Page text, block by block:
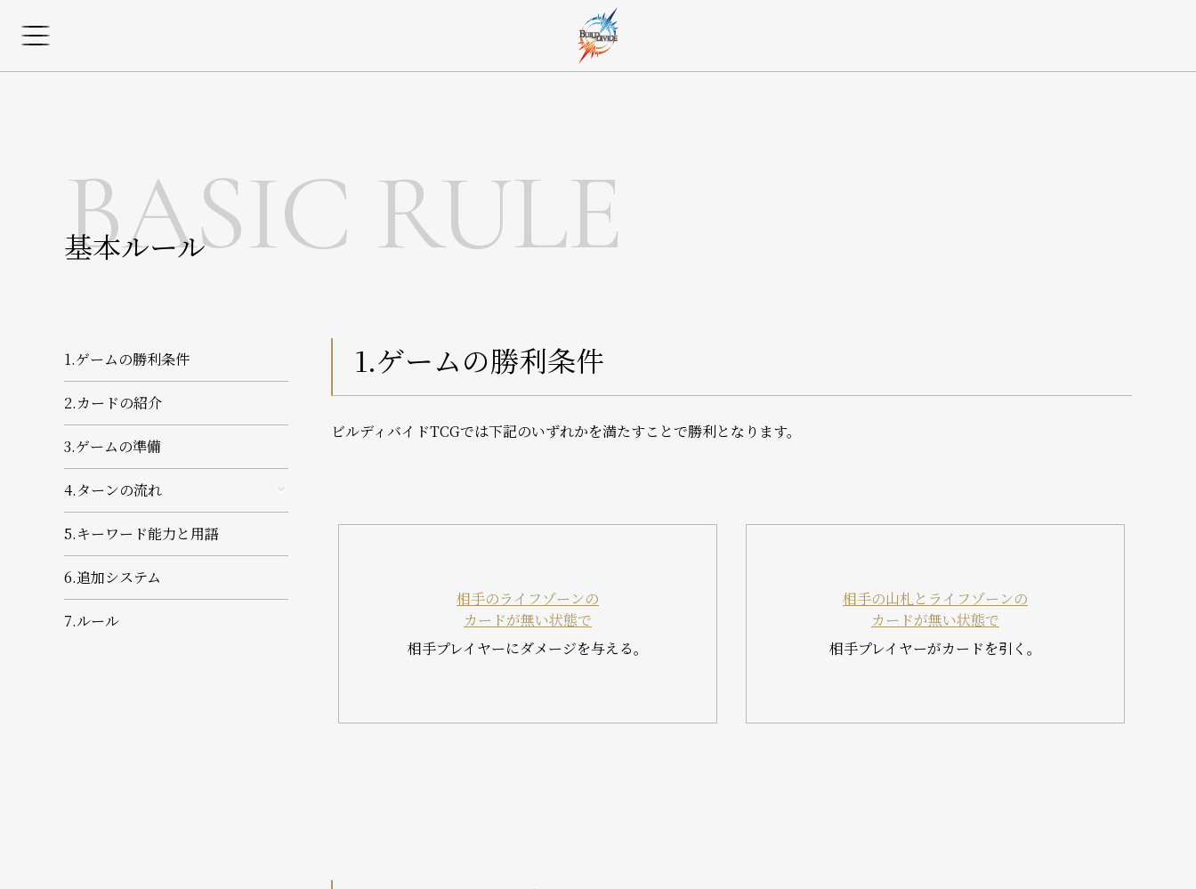
BASIC RULE
基本ルール
1.ゲームの勝利条件
2.カードの紹介
3.ゲームの準備
4.ターンの流れ
5.キーワード能力と用語
6.追加システム
7.ルール
1.ゲームの勝利条件
ビルディバイドTCGでは下記のいずれかを満たすことで勝利となります。
相手のライフゾーンの
カードが無い状態で
相手プレイヤーにダメージを与える。
相手の山札とライフゾーンの
カードが無い状態で
相手プレイヤーがカードを引く。